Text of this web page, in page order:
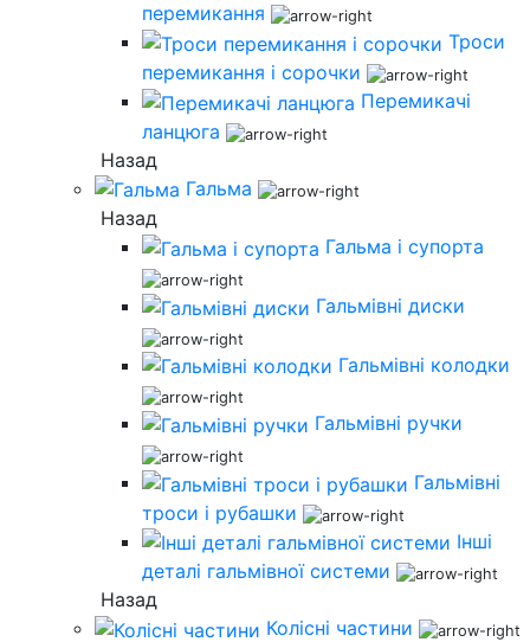
перемикання
Троси
перемикання і сорочки
Перемикачі
ланцюга
Назад
Гальма
Назад
Гальма і супорта
Гальмівні диски
Гальмівні колодки
Гальмівні ручки
Гальмівні
троси і рубашки
Інші
деталі гальмівної системи
Назад
Колісні частини